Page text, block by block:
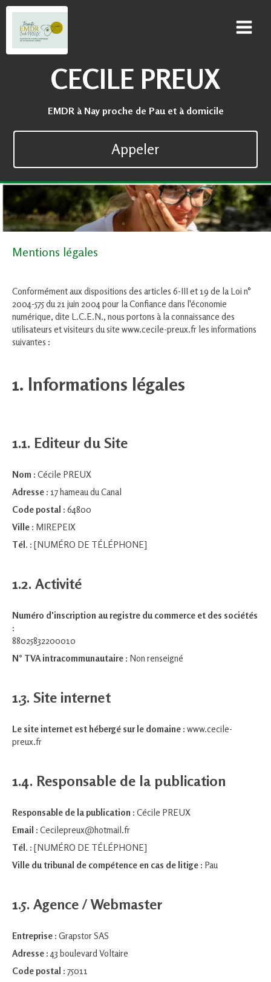
CECILE PREUX
EMDR à Nay proche de Pau et à domicile
Appeler
Mentions légales
Conformément aux dispositions des articles 6-III et 19 de la Loi n°
2004-575 du 21 juin 2004 pour la Confiance dans l'économie
numérique, dite L.C.E.N., nous portons à la connaissance des
utilisateurs et visiteurs du site www.cecile-preux.fr les informations
suivantes :
1. Informations légales
1.1. Editeur du Site
Nom : Cécile PREUX
Adresse : 17 hameau du Canal
Code postal : 64800
Ville : MIREPEIX
Tél. : [NUMÉRO DE TÉLÉPHONE]
1.2. Activité
Numéro d'inscription au registre du commerce et des sociétés
:
88025832200010
N° TVA intracommunautaire : Non renseigné
1.3. Site internet
Le site internet est hébergé sur le domaine : www.cecile-
preux.fr
1.4. Responsable de la publication
Responsable de la publication : Cécile PREUX
Email : Cecilepreux@hotmail.fr
Tél. : [NUMÉRO DE TÉLÉPHONE]
Ville du tribunal de compétence en cas de litige : Pau
1.5. Agence / Webmaster
Entreprise : Grapstor SAS
Adresse :43 boulevard Voltaire
Code postal : 75011